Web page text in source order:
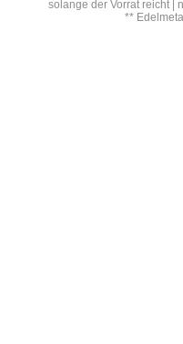
solange der Vorrat reicht |
**